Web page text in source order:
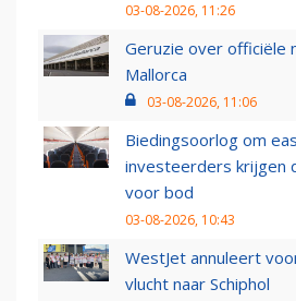
03-08-2026, 11:26
Geruzie over officiële
Mallorca
03-08-2026, 11:06
Biedingsoorlog om
investeerders krijgen
voor bod
03-08-2026, 10:43
WestJet annuleert
vlucht naar Schiphol